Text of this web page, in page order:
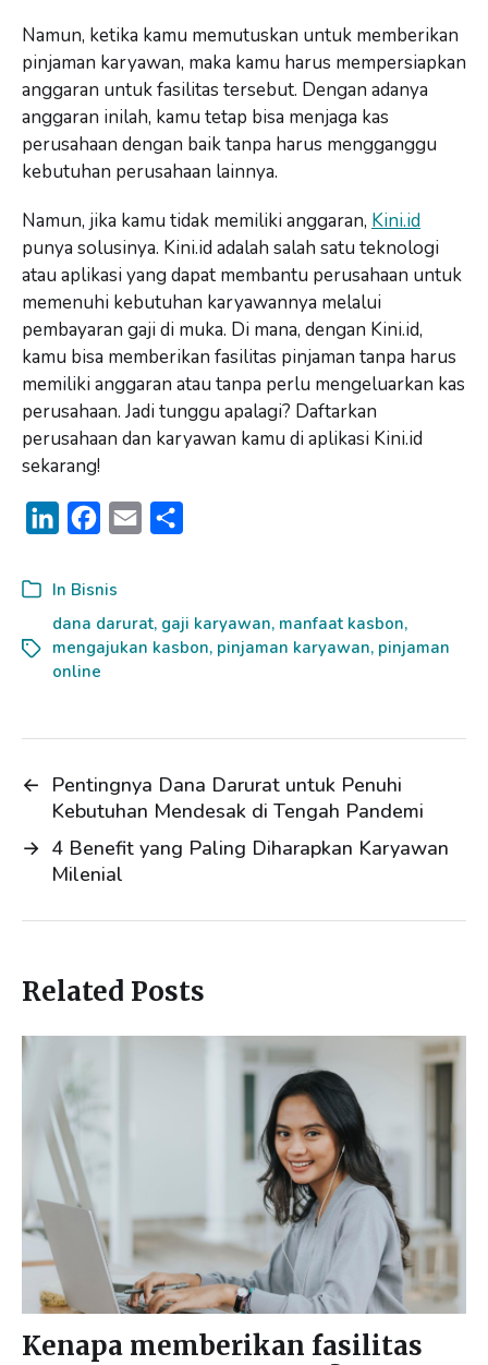
Namun, ketika kamu memutuskan untuk memberikan
pinjaman karyawan, maka kamu harus mempersiapkan
anggaran untuk fasilitas tersebut. Dengan adanya
anggaran inilah, kamu tetap bisa menjaga kas
perusahaan dengan baik tanpa harus mengganggu
kebutuhan perusahaan lainnya.
Namun, jika kamu tidak memiliki anggaran, Kini.id
punya solusinya. Kini.id adalah salah satu teknologi
atau aplikasi yang dapat membantu perusahaan untuk
memenuhi kebutuhan karyawannya melalui
pembayaran gaji di muka. Di mana, dengan Kini.id,
kamu bisa memberikan fasilitas pinjaman tanpa harus
memiliki anggaran atau tanpa perlu mengeluarkan kas
perusahaan. Jadi tunggu apalagi? Daftarkan
perusahaan dan karyawan kamu di aplikasi Kini.id
sekarang!
n
k
e
d
n
c
e
b
k
i
l
r
e
In Bisnis
dana darurat, gaji karyawan, manfaat kasbon,
mengajukan kasbon, pinjaman karyawan, pinjaman
online
← Pentingnya Dana Darurat untuk Penuhi
Kebutuhan Mendesak di Tengah Pandemi
→ 4 Benefit yang Paling Diharapkan Karyawan
Milenial
Related Posts
Kenapa memberikan fasilitas